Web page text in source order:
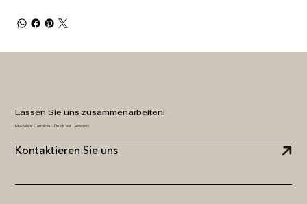
Kontaktieren Sie uns
Modulare Gemälde - Druck auf Leinwand
Lassen Sie uns zusammenarbeiten!